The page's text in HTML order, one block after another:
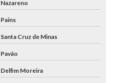
Nazareno
Pains
Santa Cruz de Minas
Pavão
Delfim Moreira